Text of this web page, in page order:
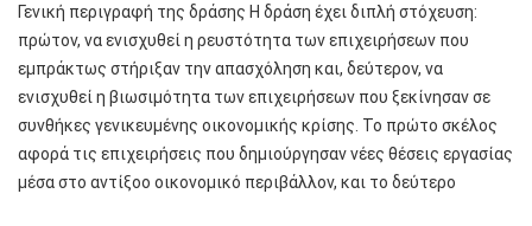
Γενική περιγραφή της δράσης Η δράση έχει διπλή στόχευση:
πρώτον, να ενισχυθεί η ρευστότητα των επιχειρήσεων που
εμπράκτως στήριξαν την απασχόληση και, δεύτερον, να
ενισχυθεί η βιωσιμότητα των επιχειρήσεων που ξεκίνησαν σε
συνθήκες γενικευμένης οικονομικής κρίσης. Το πρώτο σκέλος
αφορά τις επιχειρήσεις που δημιούργησαν νέες θέσεις εργασίας
μέσα στο αντίξοο οικονομικό περιβάλλον, και το δεύτερο